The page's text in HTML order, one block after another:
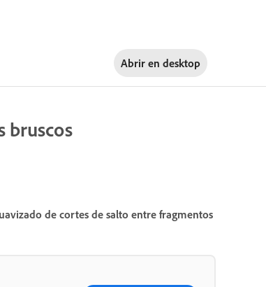
Abrir en desktop
bruscos
de cortes de salto entre fragmentos